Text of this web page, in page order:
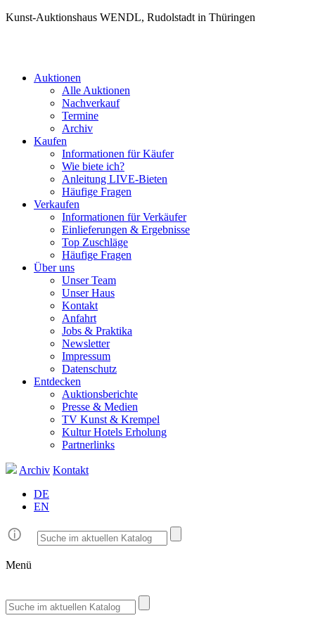
Kunst-Auktionshaus WENDL, Rudolstadt in Thüringen
Auktionen
Alle Auktionen
Nachverkauf
Termine
Archiv
Kaufen
Informationen für Käufer
Wie biete ich?
Anleitung LIVE-Bieten
Häufige Fragen
Verkaufen
Informationen für Verkäufer
Einlieferungen & Ergebnisse
Top Zuschläge
Häufige Fragen
Über uns
Unser Team
Unser Haus
Kontakt
Anfahrt
Jobs & Praktika
Newsletter
Impressum
Datenschutz
Entdecken
Auktionsberichte
Presse & Medien
TV Kunst & Krempel
Kultur Hotels Erholung
Partnerlinks
Archiv Kontakt
DE
EN
Menü